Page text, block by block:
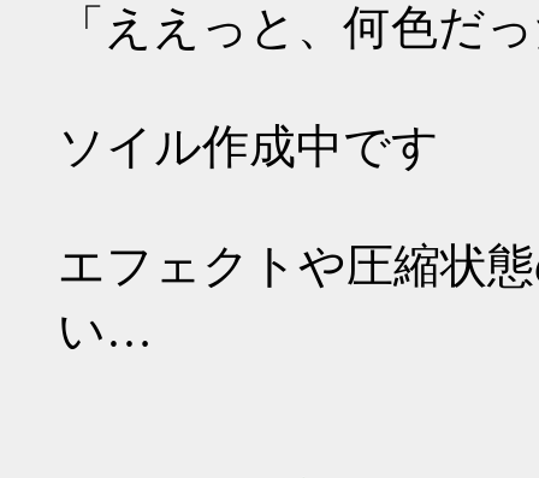
「ええっと、何色だ
ソイル作成中です
エフェクトや圧縮状
い…